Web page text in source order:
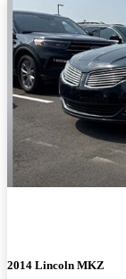
2014 Lincoln MKZ